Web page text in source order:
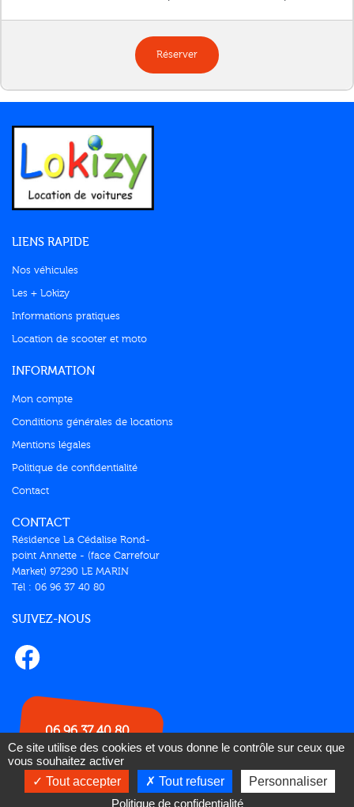
Réserver
LIENS RAPIDE
Nos véhicules
Les + Lokizy
Informations pratiques
Location de scooter et moto
INFORMATION
Mon compte
Conditions générales de locations
Mentions légales
Politique de confidentialité
Contact
CONTACT
Résidence La Cédalise Rond-
point Annette - (face Carrefour
Market) 97290 LE MARIN
Tél : 06 96 37 40 80
SUIVEZ-NOUS
06 96 37 40 80
© 2026 Lokizy |Réalisation & hébergé par Pixell
Paiement sécurisé
Ce site utilise des cookies et vous donne le contrôle sur ceux que
vous souhaitez activer
Tout accepter
Tout refuser
Personnaliser
Politique de confidentialité